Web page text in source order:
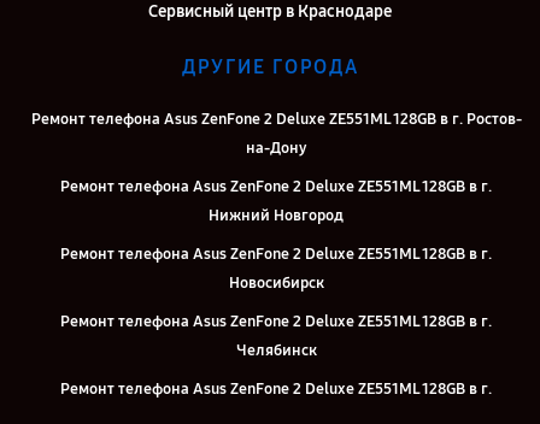
Сервисный центр в Краснодаре
ДРУГИЕ ГОРОДА
Ремонт телефона Asus ZenFone 2 Deluxe ZE551ML 128GB в г. Ростов-
на-Дону
Ремонт телефона Asus ZenFone 2 Deluxe ZE551ML 128GB в г.
Нижний Новгород
Ремонт телефона Asus ZenFone 2 Deluxe ZE551ML 128GB в г.
Новосибирск
Ремонт телефона Asus ZenFone 2 Deluxe ZE551ML 128GB в г.
Челябинск
Ремонт телефона Asus ZenFone 2 Deluxe ZE551ML 128GB в г.